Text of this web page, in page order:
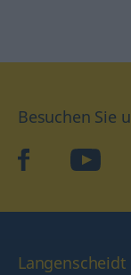
Besuchen Sie
facebookYouTube
Langenscheidt